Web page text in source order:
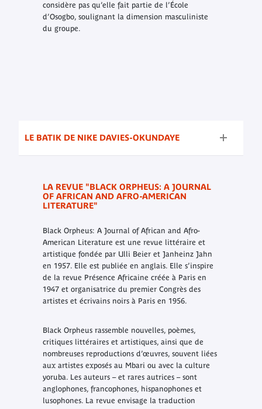
considère pas qu’elle fait partie de l’École
d’Osogbo, soulignant la dimension masculiniste
du groupe.
LE BATIK DE NIKE DAVIES-OKUNDAYE
LA REVUE "BLACK ORPHEUS: A JOURNAL
OF AFRICAN AND AFRO-AMERICAN
LITERATURE"
Black Orpheus: A Journal of African and Afro-
American Literature est une revue littéraire et
artistique fondée par Ulli Beier et Janheinz Jahn
en 1957. Elle est publiée en anglais. Elle s’inspire
de la revue Présence Africaine créée à Paris en
1947 et organisatrice du premier Congrès des
artistes et écrivains noirs à Paris en 1956.
Black Orpheusrassemble nouvelles, poèmes,
critiques littéraires et artistiques, ainsi que de
nombreuses reproductions d’œuvres, souvent liées
aux artistes exposés au Mbari ou avec la culture
yoruba. Les auteurs – et rares autrices – sont
anglophones, francophones, hispanophones et
lusophones. La revue envisage la traduction